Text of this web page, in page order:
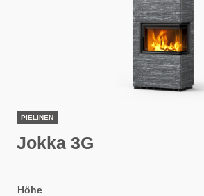
PIELINEN
Jokka 3G
Höhe